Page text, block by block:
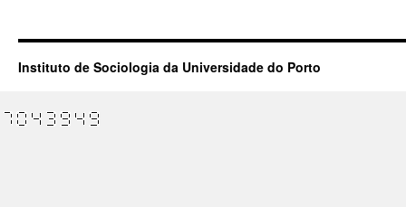
Instituto de Sociologia da Universidade do Porto